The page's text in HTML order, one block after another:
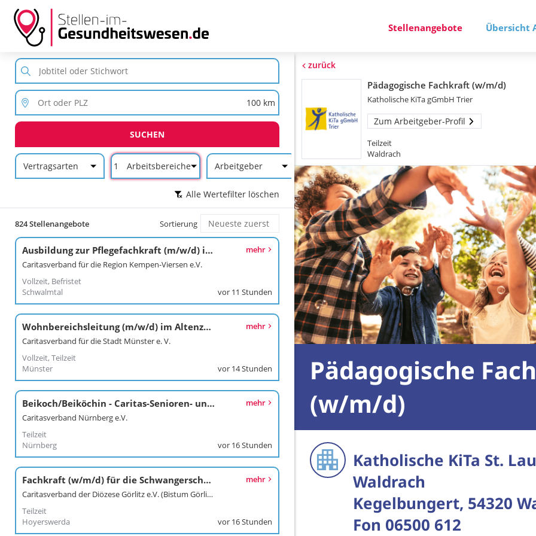
Stellenangebote Übersicht
SUCHEN
Vertragsarten 1 Arbeitsbereiche Arbeitgeber
Alle Wertefilter löschen
824 Stellenangebote Sortierung
Ausbildung zur Pflegefachkraft (m/w/d) in unserem St. Michael
Caritasverband für die Region Kempen-Viersen e.V.
Vollzeit, Befristet
Schwalmtal
mehr
vor 11 Stunden
Wohnbereichsleitung (m/w/d) im Altenzentrum
Caritasverband für die Stadt Münster e. V.
Vollzeit, Teilzeit
Münster
mehr
vor 14 Stunden
Beikoch/Beiköchin - Caritas-Senioren- und Pflegeheim St. Willibald in Nürnberg
Caritasverband Nürnberg e.V.
Teilzeit
Nürnberg
mehr
vor 16 Stunden
Fachkraft (w/m/d) für die Schwangerschaftsberatung
Caritasverband der Diözese Görlitz e.V. (Bistum Görlitz)
Teilzeit
Hoyerswerda
mehr
vor 16 Stunden
zurück
Pädagogische Fachkraft (w/m/d)
Katholische KiTa gGmbH Trier
Zum Arbeitgeber-Profil
Teilzeit
Waldrach